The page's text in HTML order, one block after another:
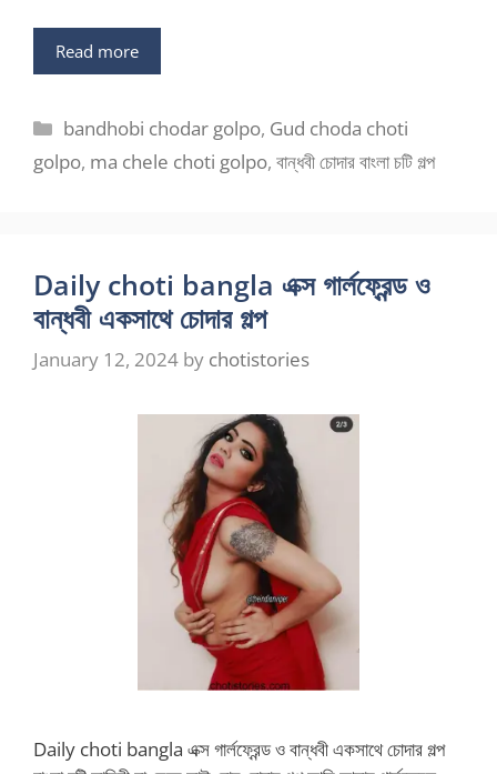
Read more
Categories
bandhobi chodar golpo, Gud choda choti
golpo, ma chele choti golpo, বান্ধবী চোদার বাংলা চটি গল্প
Daily choti bangla এক্স গার্লফ্রেন্ড ও
বান্ধবী একসাথে চোদার গল্প
January 12, 2024 by chotistories
Daily choti bangla এক্স গার্লফ্রেন্ড ও বান্ধবী একসাথে চোদার গল্প